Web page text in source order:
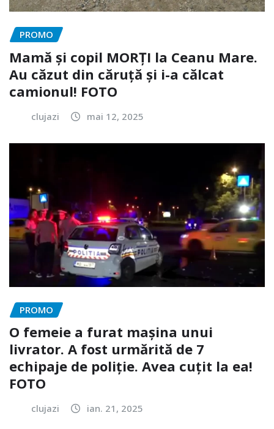
PROMO
Mamă și copil MORȚI la Ceanu Mare.
Au căzut din căruță și i-a călcat
camionul! FOTO
clujazi mai 12, 2025
PROMO
O femeie a furat mașina unui
livrator. A fost urmărită de 7
echipaje de poliție. Avea cuțit la ea!
FOTO
clujazi ian. 21, 2025